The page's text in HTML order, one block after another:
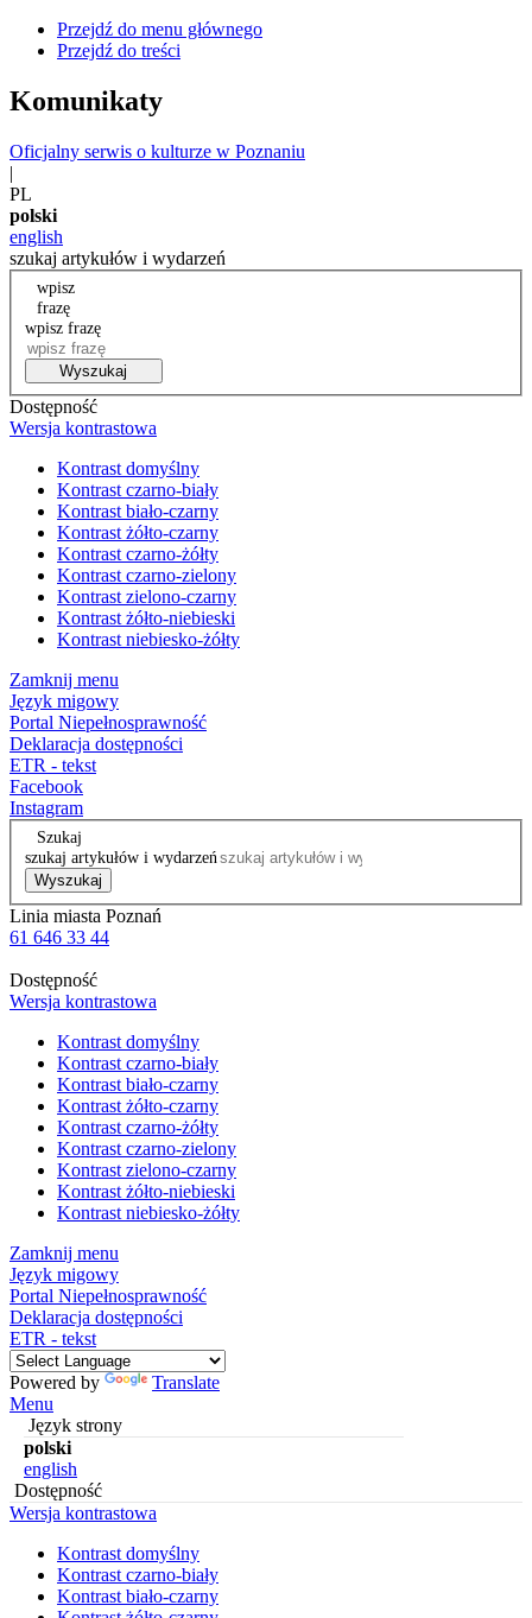
Przejdź do menu głównego
Przejdź do treści
Komunikaty
Oficjalny serwis o kulturze w Poznaniu
|
PL
polski
english
szukaj artykułów i wydarzeń
wpisz
frazę
wpisz frazę
Wyszukaj
Dostępność
Wersja kontrastowa
Kontrast domyślny
Kontrast czarno-biały
Kontrast biało-czarny
Kontrast żółto-czarny
Kontrast czarno-żółty
Kontrast czarno-zielony
Kontrast zielono-czarny
Kontrast żółto-niebieski
Kontrast niebiesko-żółty
Zamknij menu
Język migowy
Portal Niepełnosprawność
Deklaracja dostępności
ETR - tekst
Facebook
Instagram
Szukaj
szukaj artykułów i wydarzeń
Wyszukaj
Linia miasta Poznań
61 646 33 44
Dostępność
Wersja kontrastowa
Kontrast domyślny
Kontrast czarno-biały
Kontrast biało-czarny
Kontrast żółto-czarny
Kontrast czarno-żółty
Kontrast czarno-zielony
Kontrast zielono-czarny
Kontrast żółto-niebieski
Kontrast niebiesko-żółty
Zamknij menu
Język migowy
Portal Niepełnosprawność
Deklaracja dostępności
ETR - tekst
Powered by
Translate
Menu
Język strony
polski
english
Dostępność
Wersja kontrastowa
Kontrast domyślny
Kontrast czarno-biały
Kontrast biało-czarny